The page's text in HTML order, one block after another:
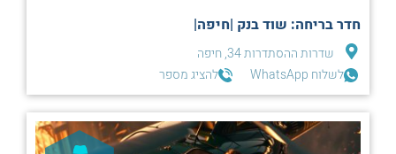
חדר בריחה: שוד בנק |חיפה|
שדרות ההסתדרות 34, חיפה
לשלוח WhatsApp
להציג מספר